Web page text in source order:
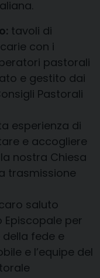
tavoli di
con i
pastorali
e gestito dai
Pastorali
esperienza di
e accogliere
nostra Chiesa
trasmissione
saluto
Episcopale per
della fede e
e l’equipe del